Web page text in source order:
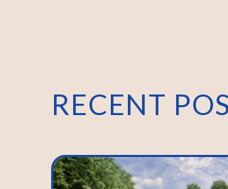
RECENT